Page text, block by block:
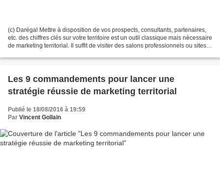
(c) Darégal Mettre à disposition de vos prospects, consultants, partenaires,
etc. des chiffres clés sur votre territoire est un outil classique mais nécessaire
de marketing territorial. Il suffit de visiter des salons professionnels ou sites
Les 9 commandements pour lancer une
stratégie réussie de marketing territorial
Publié le 18/08/2016 à 19:59
Par Vincent Gollain